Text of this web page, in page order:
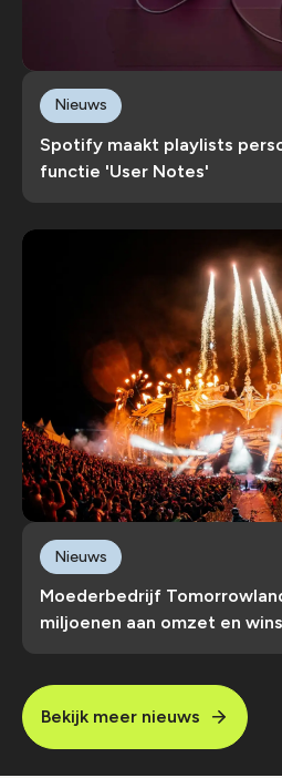
Spotify maakt playlists
functie 'User Notes'
Nieuws
Moederbedrijf
miljoenen aan omzet en
Nieuws
Bekijk meer nieuws